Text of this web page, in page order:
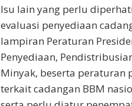
Isu lain yang perlu
evaluasi penyediaan
lampiran Peraturan
Penyediaan,
Minyak, beserta peraturan
terkait cadangan BBM